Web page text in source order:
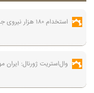
استخدام ۱۸۰ هزار نیروی جدید در آموزش‌ و پرورش
وال‌استریت ژورنال: